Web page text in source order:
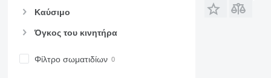
Καύσιμο
Όγκος του κινητήρα
Φίλτρο σωματιδίων